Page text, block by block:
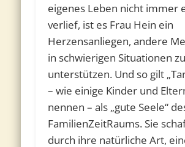
eigenes Leben nicht immer
verlief, ist es Frau Hein ein
Herzensanliegen, andere
in schwierigen Situationen zu
unterstützen. Und so gilt
– wie einige Kinder und
nennen – als „gute Seele“
FamilienZeitRaums. Sie
durch ihre natürliche Art,